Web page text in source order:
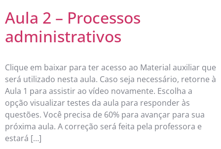
Aula 2 – Processos
administrativos
Clique em baixar para ter acesso ao Material auxiliar que
será utilizado nesta aula. Caso seja necessário, retorne à
Aula 1 para assistir ao vídeo novamente. Escolha a
opção visualizar testes da aula para responder às
questões. Você precisa de 60% para avançar para sua
próxima aula. A correção será feita pela professora e
estará […]